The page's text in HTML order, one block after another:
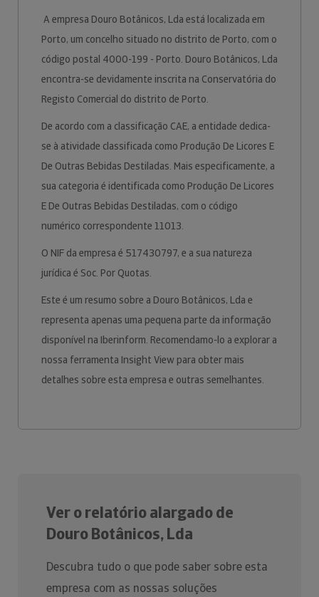
A empresa Douro Botânicos, Lda está localizada em
Porto, um concelho situado no distrito de Porto, com o
código postal 4000-199 - Porto. Douro Botânicos, Lda
encontra-se devidamente inscrita na Conservatória do
Registo Comercial do distrito de Porto.
De acordo com a classificação CAE, a entidade dedica-
se à atividade classificada como Produção De Licores E
De Outras Bebidas Destiladas. Mais especificamente, a
sua categoria é identificada como Produção De Licores
E De Outras Bebidas Destiladas, com o código
numérico correspondente 11013.
O NIF da empresa é 517430797, e a sua natureza
jurídica é Soc. Por Quotas.
Este é um resumo sobre a Douro Botânicos, Lda e
representa apenas uma pequena parte da informação
disponível na Iberinform. Recomendamo-lo a explorar a
nossa ferramenta Insight View para obter mais
detalhes sobre esta empresa e outras semelhantes.
Ver o relatório alargado de
Douro Botânicos, Lda
Descubra tudo o que pode saber sobre esta
empresa com as nossas soluções